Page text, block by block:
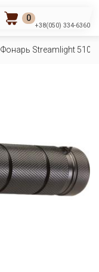
0
+38(050) 334-6360
Фонарь Streamlight